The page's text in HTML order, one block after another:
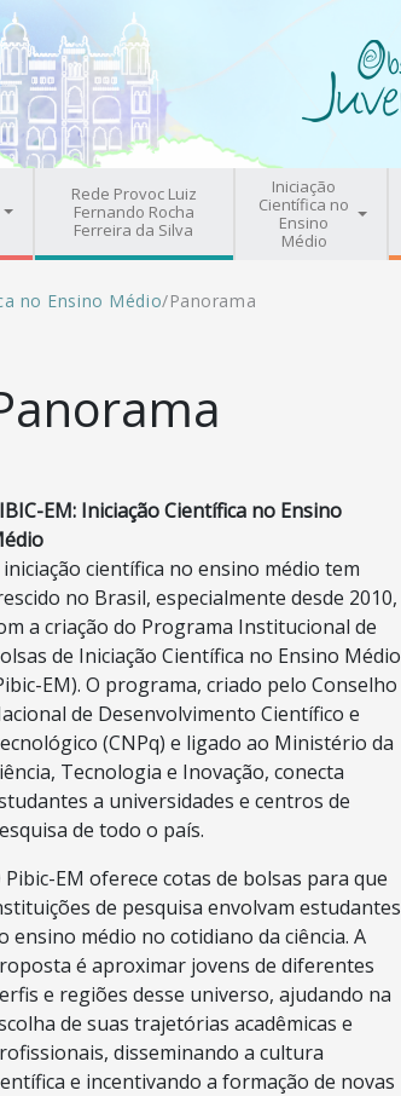
Rede Provoc Luiz
Fernando Rocha
Ferreira da Silva
Iniciação
Científica no
Ensino
Médio
no Ensino Médio/Panorama
EM: Iniciação Científica no Ensino
iniciação científica no ensino médio tem
no Brasil, especialmente desde 2010,
a criação do Programa Institucional de
de Iniciação Científica no Ensino Médio
EM). O programa, criado pelo Conselho
de Desenvolvimento Científico e
(CNPq) e ligado ao Ministério da
Tecnologia e Inovação, conecta
a universidades e centros de
de todo o país.
Pibic-EM oferece cotas de bolsas para que
de pesquisa envolvam estudantes
ensino médio no cotidiano da ciência. A
é aproximar jovens de diferentes
e regiões desse universo, ajudando na
de suas trajetórias acadêmicas e
disseminando a cultura
e incentivando a formação de novas